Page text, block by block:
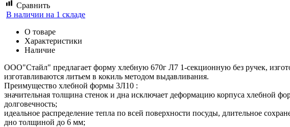
Сравнить
В наличии на 1 складе
О товаре
Характеристики
Наличие
ООО"Стайл" предлагает форму хлебную 670г Л7 1-секционную без ручек,
изготавливаются литьем в кокиль методом выдавливания.
Преимущество хлебной формы 3Л10 :
значительная толщина стенок и дна исключает деформацию корпуса хлебной
долговечность;
идеальное распределение тепла по всей поверхности посуды, длительное
дно толщиной до 6 мм;